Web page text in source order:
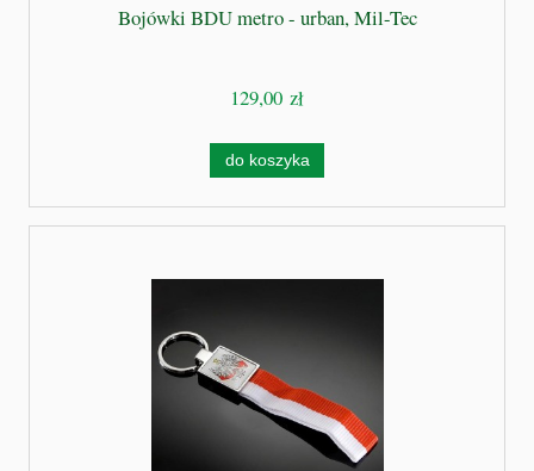
Bojówki BDU metro - urban, Mil-Tec
129,00 zł
do koszyka